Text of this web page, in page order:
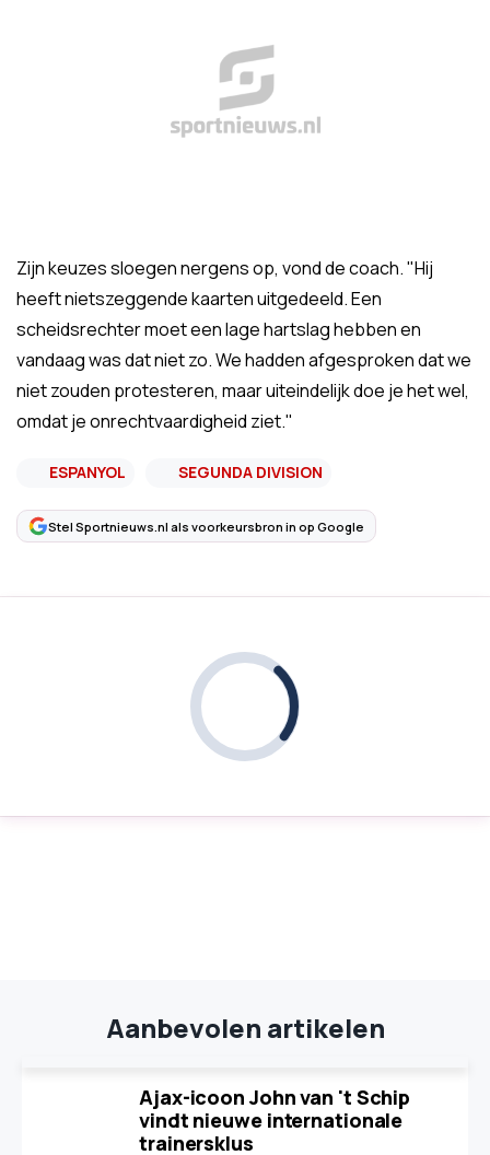
Zijn keuzes sloegen nergens op, vond de coach. "Hij
heeft nietszeggende kaarten uitgedeeld. Een
scheidsrechter moet een lage hartslag hebben en
vandaag was dat niet zo. We hadden afgesproken dat we
niet zouden protesteren, maar uiteindelijk doe je het wel,
omdat je onrechtvaardigheid ziet."
ESPANYOL SEGUNDA DIVISION
Stel Sportnieuws.nl als voorkeursbron in op Google
Aanbevolen artikelen
Ajax-icoon John van 't Schip
vindt nieuwe internationale
trainersklus